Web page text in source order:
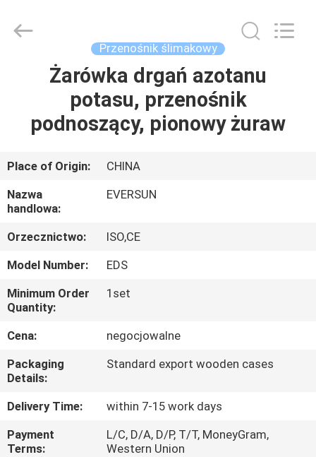
PRODUKTY
POKAZ
VR
O
NAS
WYCIECZKA
PO
KONTROLA
JAKOŚCI
Przenośnik ślimakowy
Żarówka drgań azotanu
potasu, przenośnik
podnoszący, pionowy żuraw
Place of Origin:
CHINA
Nazwa
handlowa:
EVERSUN
Orzecznictwo:
ISO,CE
Model Number:
EDS
Minimum Order
Quantity:
1set
Cena:
negocjowalne
Packaging
Details:
Standard export wooden cases
Delivery Time:
within 7-15 work days
Payment
Terms:
L/C, D/A, D/P, T/T, MoneyGram,
Western Union